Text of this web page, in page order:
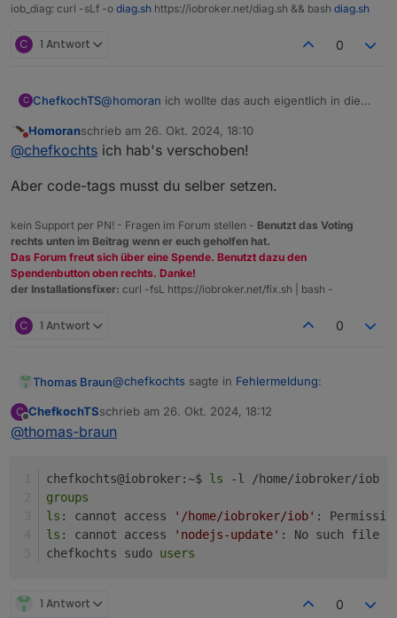
iob_diag: curl -sLf -o diag.sh https://iobroker.net/diag.sh && bash diag.sh
C 1 Antwort 0
C ChefkochTS@homoran ich wollte das auch eigentlich in die
Nicht stören
Homoranschrieb am 26. Okt. 2024, 18:10
zuletzt editiert von
@chefkochts ich hab's verschoben!
Aber code-tags musst du selber setzen.
kein Support per PN! - Fragen im Forum stellen - Benutzt das Voting
rechts unten im Beitrag wenn er euch geholfen hat.
Das Forum freut sich über eine Spende. Benutzt dazu den
Spendenbutton oben rechts. Danke!
der Installationsfixer: curl -fsL https://iobroker.net/fix.sh | bash -
C 1 Antwort 0
Thomas Braun@chefkochts sagte in Fehlermeldung:
ls -l /home/iobroker/iob nodejs-update
C
Offline
ChefkochTSschrieb am 26. Okt. 2024, 18:12
zuletzt editiert von
@thomas-braun
chefkochts@iobroker:~$ ls -l /home/iobroker/iob
groups
ls : cannot access '/home/iobroker/iob' :
ls : cannot access 'nodejs-update' : No such file
chefkochts sudo users
1 Antwort 0